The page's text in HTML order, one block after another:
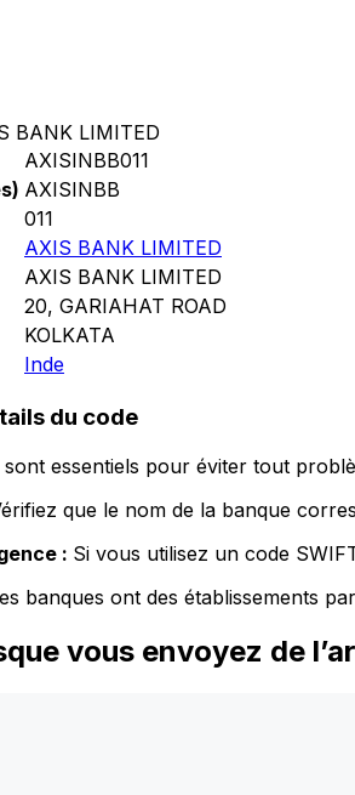
BANK LIMITED
AXISINBB011
AXISINBB
011
AXIS BANK LIMITED
AXIS BANK LIMITED
20, GARIAHAT ROAD
KOLKATA
Inde
du code
essentiels pour éviter tout
que le nom de la banque
: Si vous utilisez un code
banques ont des établissements
vous envoyez de